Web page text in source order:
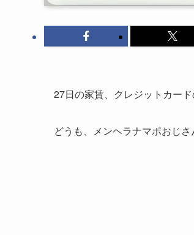
27日の家賃、クレジットカー
どうも、メンヘラナマポおじさ